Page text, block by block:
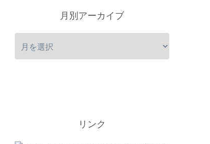
月別アーカイブ
リンク